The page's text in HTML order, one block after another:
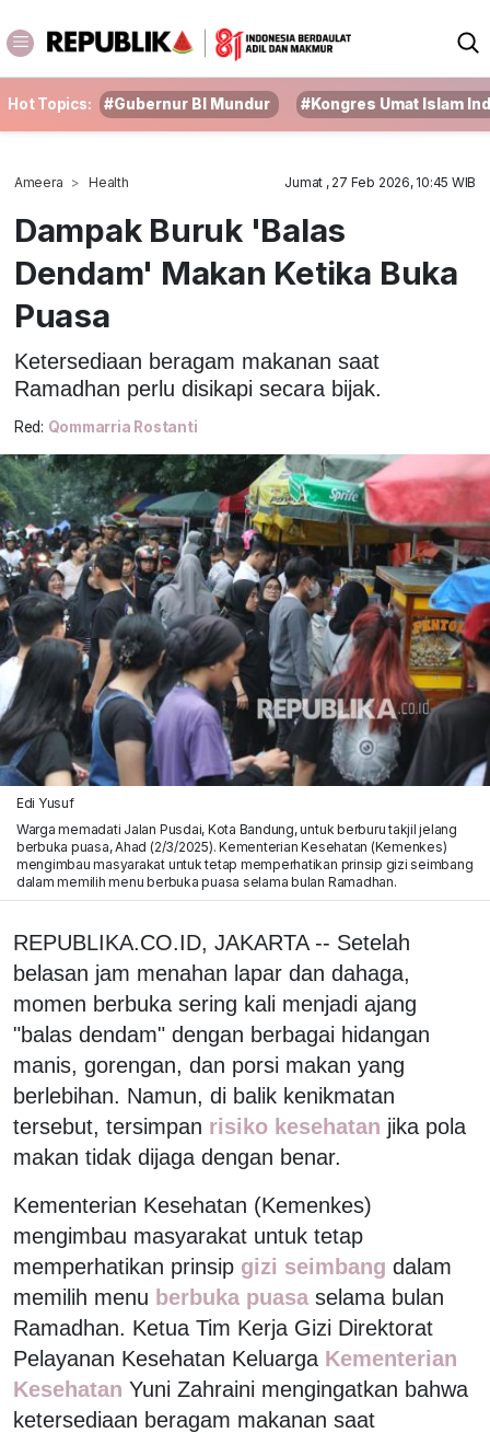
Hot Topics: #Gubernur BI Mundur #Kongres Umat Islam
Ameera Health Jumat , 27 Feb 2026, 10:45 WIB
Dampak Buruk 'Balas
Dendam' Makan Ketika Buka
Puasa
Ketersediaan beragam makanan saat
Ramadhan perlu disikapi secara bijak.
Red: Qommarria Rostanti
Edi Yusuf
Warga memadati Jalan Pusdai, Kota Bandung, untuk berburu takjil jelang
berbuka puasa, Ahad (2/3/2025). Kementerian Kesehatan (Kemenkes)
mengimbau masyarakat untuk tetap memperhatikan prinsip gizi seimbang
dalam memilih menu berbuka puasa selama bulan Ramadhan.
REPUBLIKA.CO.ID, JAKARTA -- Setelah
belasan jam menahan lapar dan dahaga,
momen berbuka sering kali menjadi ajang
"balas dendam" dengan berbagai hidangan
manis, gorengan, dan porsi makan yang
berlebihan. Namun, di balik kenikmatan
tersebut, tersimpan risiko kesehatan jika pola
makan tidak dijaga dengan benar.
Kementerian Kesehatan (Kemenkes)
mengimbau masyarakat untuk tetap
memperhatikan prinsip gizi seimbang dalam
memilih menu berbuka puasa selama bulan
Ramadhan. Ketua Tim Kerja Gizi Direktorat
Pelayanan Kesehatan Keluarga Kementerian
Kesehatan Yuni Zahraini mengingatkan bahwa
ketersediaan beragam makanan saat